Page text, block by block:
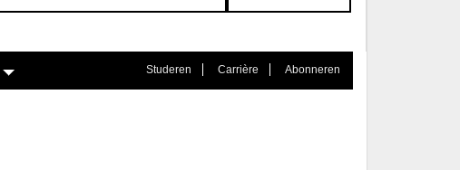
Studeren Carrière Abonneren